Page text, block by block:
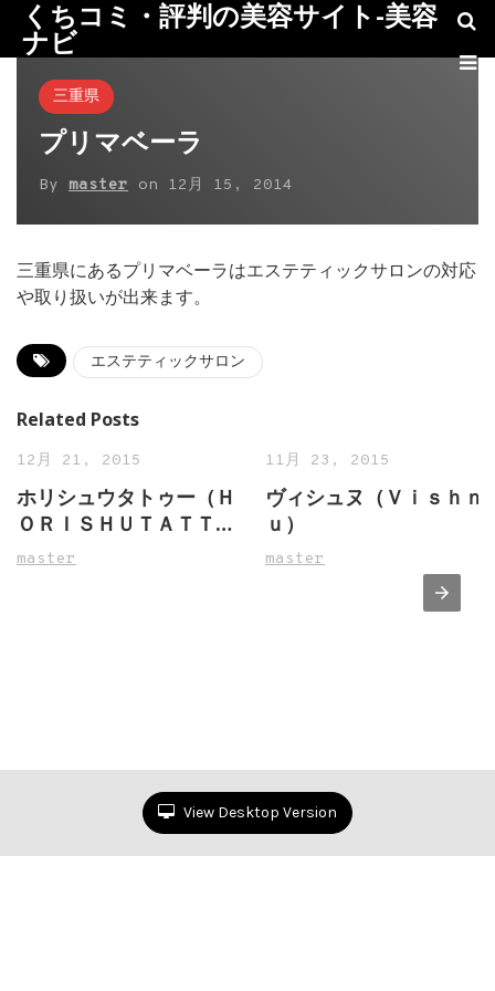
くちコミ・評判の美容サイト-美容
ナビ
三重県
プリマベーラ
By master on 12月 15, 2014
三重県にあるプリマベーラはエステティックサロンの対応
や取り扱いが出来ます。
エステティックサロン
Related Posts
12月 21, 2015
ホリシュウタトゥー（Ｈ
ＯＲＩＳＨＵＴＡＴＴＯ
Ｏ）
master
11月 23, 2015
ヴィシュヌ（Ｖｉｓｈｎ
ｕ）
master
View Desktop Version